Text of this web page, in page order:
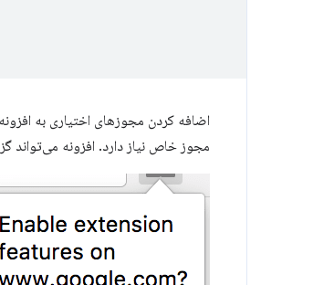
اضافه کردن مجوزهای اختیاری به
مجوز خاص نیاز دارد. افزونه می‌تواند